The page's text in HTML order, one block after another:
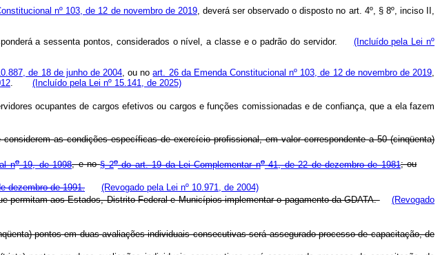
nº 103, de 12 de novembro de 2019, deverá ser observado o disposto no art. 4º, § 8º, inciso II,
a sessenta pontos, considerados o nível, a classe e o padrão do servidor. (Incluído pela Lei nº
de 18 de junho de 2004, ou noart. 26 da Emenda Constitucional nº 103, de 12 de novembro de 2019,
. (Incluído pela Lei nº 15.141, de 2025)
ocupantes de cargos efetivos ou cargos e funções comissionadas e de confiança, que a ela fazem
as condições específicas de exercício profissional, em valor correspondente a 50 (cinqüenta)
no19, de 1998, e no§ 2odo art. 19 da Lei Complementar no41, de 22 de dezembro de 1981; ou
dezembro de 1991.
(Revogado pela Lei nº 10.971, de 2004)
permitam aos Estados, Distrito Federal e Municípios implementar o pagamento da GDATA.
(Revogado
pontos em duas avaliações individuais consecutivas será assegurado processo de capacitação, de